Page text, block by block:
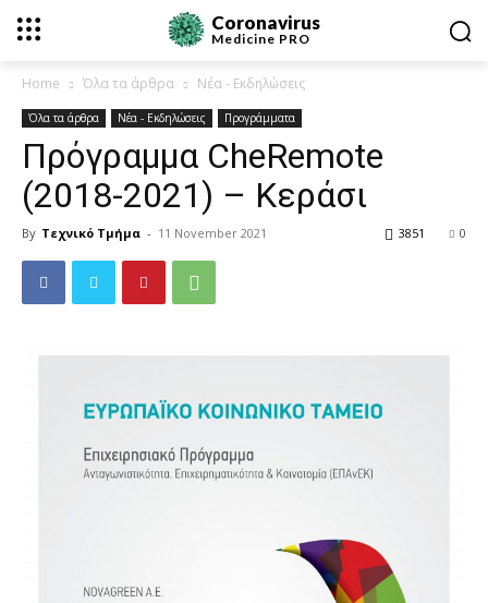
Coronavirus
Medicine PRO
Home Όλα τα άρθρα Νέα - Εκδηλώσεις
Όλα τα άρθρα Νέα - Εκδηλώσεις Προγράμματα
Πρόγραμμα CheRemote
(2018-2021) – Κεράσι
By Τεχνικό Τμήμα - 11 November 2021 0
3851